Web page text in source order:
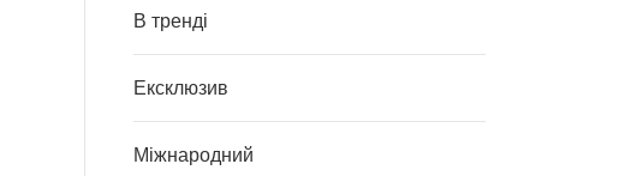
В тренді
Ексклюзив
Міжнародний